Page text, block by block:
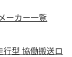
ーカー一覧
型 協働搬送ロ